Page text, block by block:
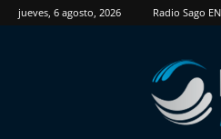
jueves, 6 agosto, 2026 Radio Sago